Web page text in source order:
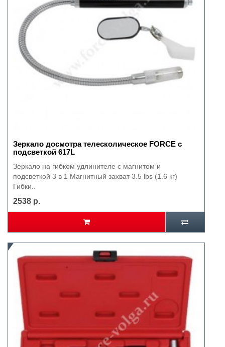
Зеркало досмотра телесколическое FORCE с
подсветкой 617L
Зеркало на гибком удлинителе с магнитом и
подсветкой 3 в 1 Магнитный захват 3.5 lbs (1.6 кг)
Гибки..
2538 р.